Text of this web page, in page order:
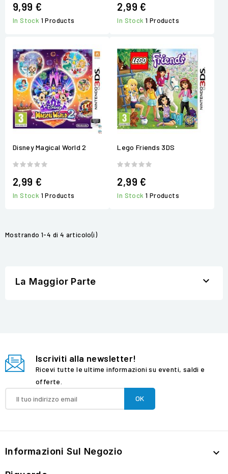
9,99 €
In Stock 1 Products
2,99 €
In Stock1 Products
Disney Magical World 2
2,99 €
In Stock 1 Products
Lego Friends 3DS
2,99 €
In Stock1 Products
Mostrando 1-4 di 4 articolo(i)
La Maggior Parte 
Iscriviti alla newsletter!
Ricevi tutte le ultime informazioni su eventi, saldi e
offerte.
Informazioni Sul Negozio 